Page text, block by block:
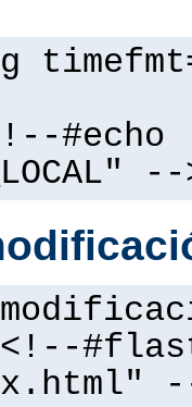
#echo
--
<!--